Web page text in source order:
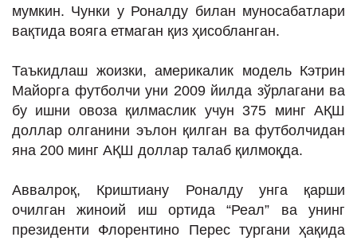
мумкин. Чунки у Роналду билан муносабатлари
вақтида вояга етмаган қиз ҳисобланган.
Таъкидлаш жоизки, америкалик модель Кэтрин
Майорга футболчи уни 2009 йилда зўрлагани ва
бу ишни овоза қилмаслик учун 375 минг АҚШ
доллар олганини эълон қилган ва футболчидан
яна 200 минг АҚШ доллар талаб қилмоқда.
Аввалроқ, Криштиану Роналду унга қарши
очилган жиноий иш ортида “Реал” ва унинг
президенти Флорентино Перес тургани ҳақида